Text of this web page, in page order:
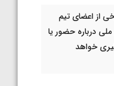
از اعضای تیم
درباره حضور یا
خواهد